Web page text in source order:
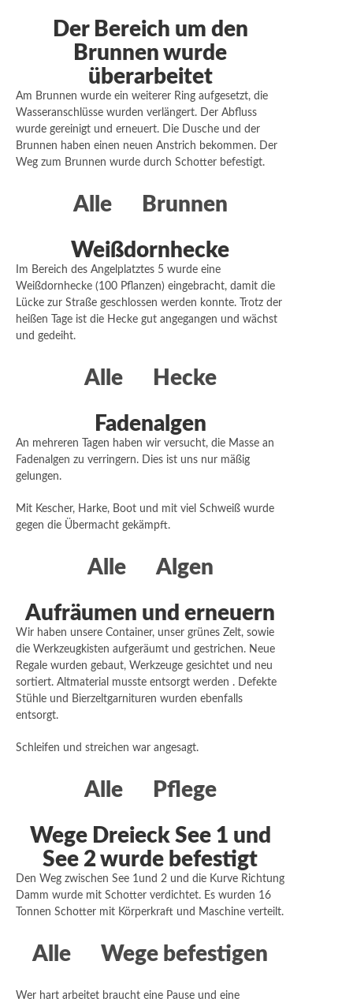
Der Bereich um den
Brunnen wurde
überarbeitet
Am Brunnen wurde ein weiterer Ring aufgesetzt, die
Wasseranschlüsse wurden verlängert. Der Abfluss
wurde gereinigt und erneuert. Die Dusche und der
Brunnen haben einen neuen Anstrich bekommen. Der
Weg zum Brunnen wurde durch Schotter befestigt.
Alle Brunnen
Weißdornhecke
Im Bereich des Angelplatztes 5 wurde eine
Weißdornhecke (100 Pflanzen) eingebracht, damit die
Lücke zur Straße geschlossen werden konnte. Trotz der
heißen Tage ist die Hecke gut angegangen und wächst
und gedeiht.
Alle Hecke
Fadenalgen
An mehreren Tagen haben wir versucht, die Masse an
Fadenalgen zu verringern. Dies ist uns nur mäßig
gelungen.
Mit Kescher, Harke, Boot und mit viel Schweiß wurde
gegen die Übermacht gekämpft.
Alle Algen
Aufräumen und erneuern
Wir haben unsere Container, unser grünes Zelt, sowie
die Werkzeugkisten aufgeräumt und gestrichen. Neue
Regale wurden gebaut, Werkzeuge gesichtet und neu
sortiert. Altmaterial musste entsorgt werden . Defekte
Stühle und Bierzeltgarnituren wurden ebenfalls
entsorgt.
Schleifen und streichen war angesagt.
Alle Pflege
Wege Dreieck See 1 und
See 2 wurde befestigt
Den Weg zwischen See 1und 2 und die Kurve Richtung
Damm wurde mit Schotter verdichtet. Es wurden 16
Tonnen Schotter mit Körperkraft und Maschine verteilt.
Alle Wege befestigen
Wer hart arbeitet braucht eine Pause und eine